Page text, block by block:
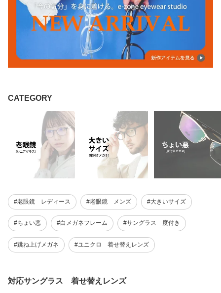
CATEGORY
#老眼鏡 レディース #老眼鏡 メンズ #大きいサイズ
#ちょい悪 #白メガネフレーム #サングラス 度付き
#跳ね上げメガネ #ユニクロ 着せ替えレンズ
対応サングラス 着せ替えレンズ